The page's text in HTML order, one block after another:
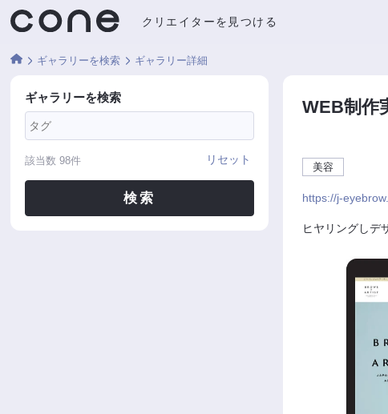
クリエイターを見つける
ギャラリーを検索 ギャラリー詳細
ギャラリーを検索
該当数98件 リセット
検索
WEB制作
美容
https://j-
ヒヤリングしデ